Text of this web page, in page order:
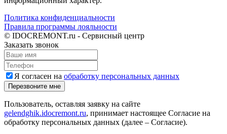
Политика конфиденциальности
Правила программы лояльности
© IDOCREMONT.ru - Сервисный центр
Заказать звонок
Я согласен на обработку персональных данных
Перезвоните мне
Пользователь, оставляя заявку на сайте
gelendghik.idocremont.ru, принимает настоящее Согласие на
обработку персональных данных (далее – Согласие).